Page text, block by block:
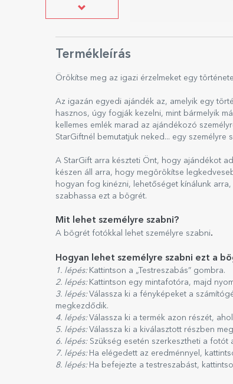
Termékleírás
Örökítse meg az igazi érzelmeket egy
Az igazán egyedi ajándék az, amelyik egy
hasznos, úgy fogják kezelni, mint bármelyik
kellemes emlék marad az ajándékozó
StarGiftnél bemutatjuk neked... egy
A StarGift arra készteti Önt, hogy ajándékot
készen áll arra, hogy megörökítse
hogyan fog kinézni, lehetőséget kínálunk
szabhassa ezt a bögrét.
Mit lehet személyre szabni?
A bögrét fotókkal lehet személyre szabni.
Hogyan lehet személyre szabni ezt a
1. lépés: Kattintson a „Testreszabás” gombra.
2. lépés: Kattintson egy mintafotóra, majd
3. lépés: Válassza ki a fényképeket a
megkezdődik.
4. lépés: Válassza ki a termék azon részét,
5. lépés: Válassza ki a kiválasztott részben
6. lépés: Szükség esetén szerkesztheti a
7. lépés: Ha elégedett az eredménnyel,
8. lépés: Ha befejezte a testreszabást,